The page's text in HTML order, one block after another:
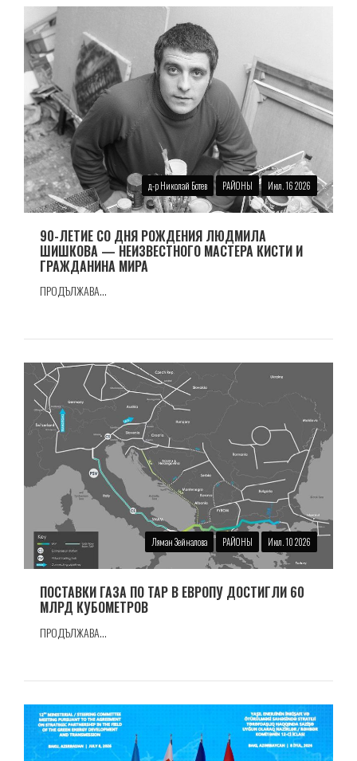
д-р Николай Ботев РАЙОНЫ Июл. 16 2026
90-ЛЕТИЕ СО ДНЯ РОЖДЕНИЯ ЛЮДМИЛА
ШИШКОВА — НЕИЗВЕСТНОГО МАСТЕРА КИСТИ И
ГРАЖДАНИНА МИРА
ПРОДЪЛЖАВА...
Ляман Зейналова РАЙОНЫ Июл. 10 2026
ПОСТАВКИ ГАЗА ПО TAP В ЕВРОПУ ДОСТИГЛИ 60
МЛРД КУБОМЕТРОВ
ПРОДЪЛЖАВА...